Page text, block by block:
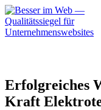
Zum
Inhalt
springen
Erfolgreiches
Kraft